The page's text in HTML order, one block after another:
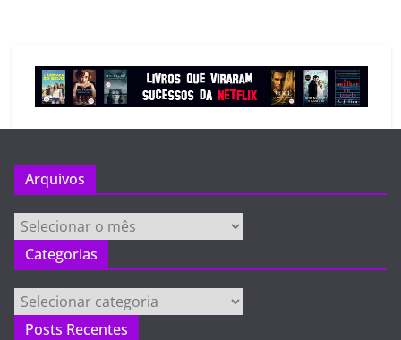
Arquivos
Arquivos
Categorias
Categorias
Posts Recentes